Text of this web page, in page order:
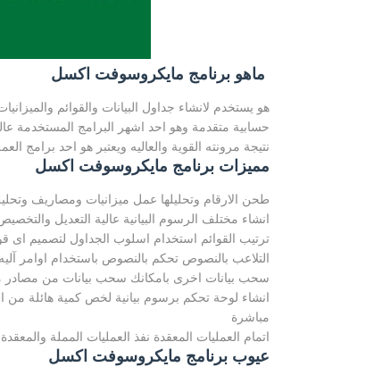
ماهو برنامج مايكروسوفت اكسل
هو يستخدم لانشاء جداول البيانات والقوائم
حسابية متقدمة وهو احد اشهر البرامج المستخدمة
نتيجة مرونته القوية والعاليه ويعتبر هو احد برامج
مميزات برنامج مايكروسوفت اكسل
طحن الارقام وتحليلها عمل ميزانيات ومصاريف
انشاء مختلف الرسوم البيانية عالية التعديل
ترتيب القوائم استخدام اسلوب الجداول لتصميم اى
التلاعب بالنصوص تحكم بالنصوص باستخدام اوامر
سحب بيانات اخرى بامكانك سحب بيانات من مصادر
انشاء لوحة تحكم برسوم بيانية لخص كمية هائلة من
مباشرة
اتمام العمليات المعقدة نفذ العمليات المملة
عيوب برنامج مايكروسوفت اكسل